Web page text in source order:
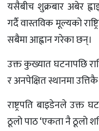
यसैबीच शुक्रबार अबेर
गर्दै वास्तविक मूल्यको
सबैमा आह्वान गरेका छन्।
उक्त कुख्यात घटनापछि
र अनपेक्षित स्थानमा
राष्ट्रपति बाइडेनले
ठूलो पाठ ‘एकता नै ठूलो